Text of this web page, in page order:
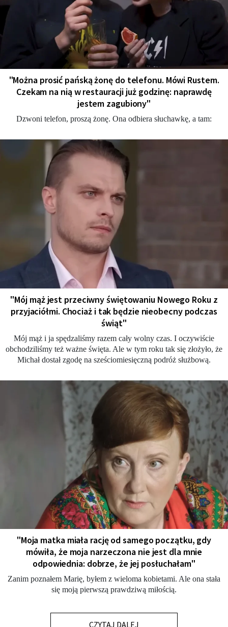
"Można prosić pańską żonę do telefonu. Mówi Rustem.
Czekam na nią w restauracji już godzinę: naprawdę
jestem zagubiony"
Dzwoni telefon, proszą żonę. Ona odbiera słuchawkę, a tam:
"Mój mąż jest przeciwny świętowaniu Nowego Roku z
przyjaciółmi. Chociaż i tak będzie nieobecny podczas
świąt"
Mój mąż i ja spędzaliśmy razem cały wolny czas. I oczywiście
obchodziliśmy też ważne święta. Ale w tym roku tak się złożyło, że
Michał dostał zgodę na sześciomiesięczną podróż służbową.
"Moja matka miała rację od samego początku, gdy
mówiła, że moja narzeczona nie jest dla mnie
odpowiednia: dobrze, że jej posłuchałam"
Zanim poznałem Marię, byłem z wieloma kobietami. Ale ona stała
się moją pierwszą prawdziwą miłością.
CZYTAJ DALEJ